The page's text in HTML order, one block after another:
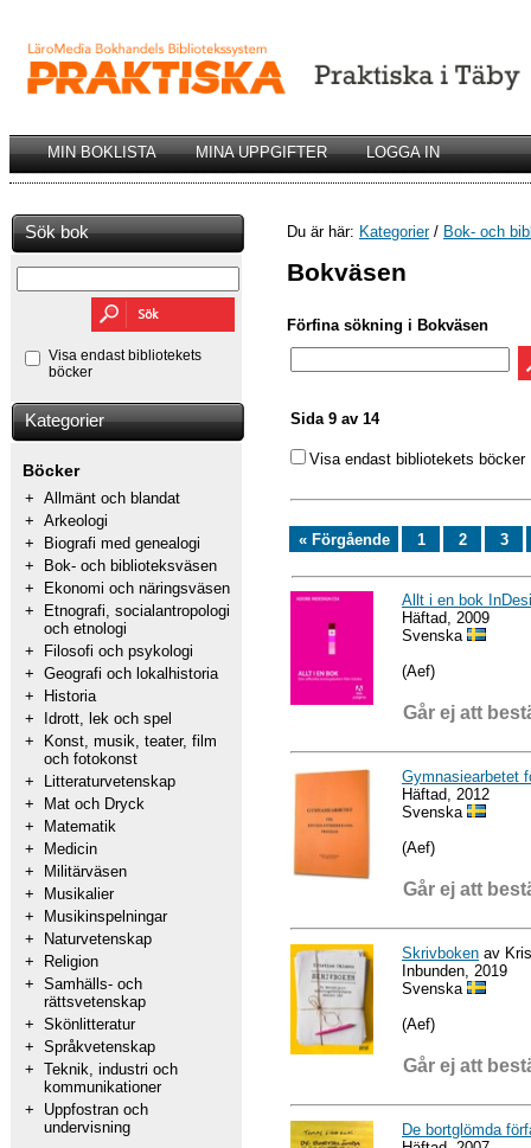
MIN BOKLISTA MINA UPPGIFTER LOGGA IN
Sök bok
Visa endast bibliotekets
böcker
Kategorier
Böcker
+ Allmänt och blandat
+ Arkeologi
+
Biografi med genealogi
+
Bok- och biblioteksväsen
+
Ekonomi och näringsväsen
+
Etnografi, socialantropologi
och etnologi
+
Filosofi och psykologi
+ Geografi och lokalhistoria
+
Historia
+
Idrott, lek och spel
+
Konst, musik, teater, film
och fotokonst
+
Litteraturvetenskap
+
Mat och Dryck
+
Matematik
+
Medicin
+
Militärväsen
+
Musikalier
+
Musikinspelningar
+
Naturvetenskap
+
Religion
+ Samhälls- och
rättsvetenskap
+ Skönlitteratur
+ Språkvetenskap
+ Teknik, industri och
kommunikationer
+
Uppfostran och
undervisning
Du är här: Kategorier/ Bok- och
Bokväsen
Förfina sökning i Bokväsen
Sida 9 av 14
Visa endast bibliotekets böcker
« Förgående 1 2 3
Allt i en bok
Häftad, 2009
Svenska
(Aef)
Går ej att
Gymnasiearbetet
Häftad, 2012
Svenska
(Aef)
Går ej att
Skrivboken av
Inbunden, 2019
Svenska
(Aef)
Går ej att
De bortglömda